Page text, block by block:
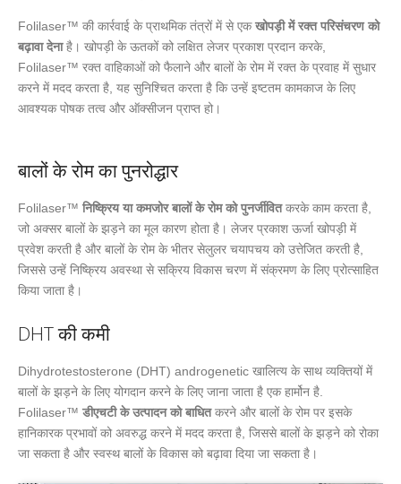
Folilaser™ की कार्रवाई के प्राथमिक तंत्रों में से एकखोपड़ी में रक्त परिसंचरण को
बढ़ावा देनाहै। खोपड़ी के ऊतकों को लक्षित लेजर प्रकाश प्रदान करके,
Folilaser™ रक्त वाहिकाओं को फैलाने और बालों के रोम में रक्त के प्रवाह में सुधार
करने में मदद करता है, यह सुनिश्चित करता है कि उन्हें इष्टतम कामकाज के लिए
आवश्यक पोषक तत्व और ऑक्सीजन प्राप्त हो।
बालों के रोम का पुनरोद्धार
Folilaser™ निष्क्रिय या कमजोर बालों के रोम को पुनर्जीवितकरके काम करता है,
जो अक्सर बालों के झड़ने का मूल कारण होता है। लेजर प्रकाश ऊर्जा खोपड़ी में
प्रवेश करती है और बालों के रोम के भीतर सेलुलर चयापचय को उत्तेजित करती है,
जिससे उन्हें निष्क्रिय अवस्था से सक्रिय विकास चरण में संक्रमण के लिए प्रोत्साहित
किया जाता है।
DHT की कमी
Dihydrotestosterone (DHT) androgenetic खालित्य के साथ व्यक्तियों में
बालों के झड़ने के लिए योगदान करने के लिए जाना जाता है एक हार्मोन है.
Folilaser™ डीएचटी के उत्पादन को बाधितकरने और बालों के रोम पर इसके
हानिकारक प्रभावों को अवरुद्ध करने में मदद करता है, जिससे बालों के झड़ने को रोका
जा सकता है और स्वस्थ बालों के विकास को बढ़ावा दिया जा सकता है।